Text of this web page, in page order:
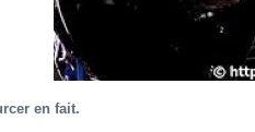
en fait.